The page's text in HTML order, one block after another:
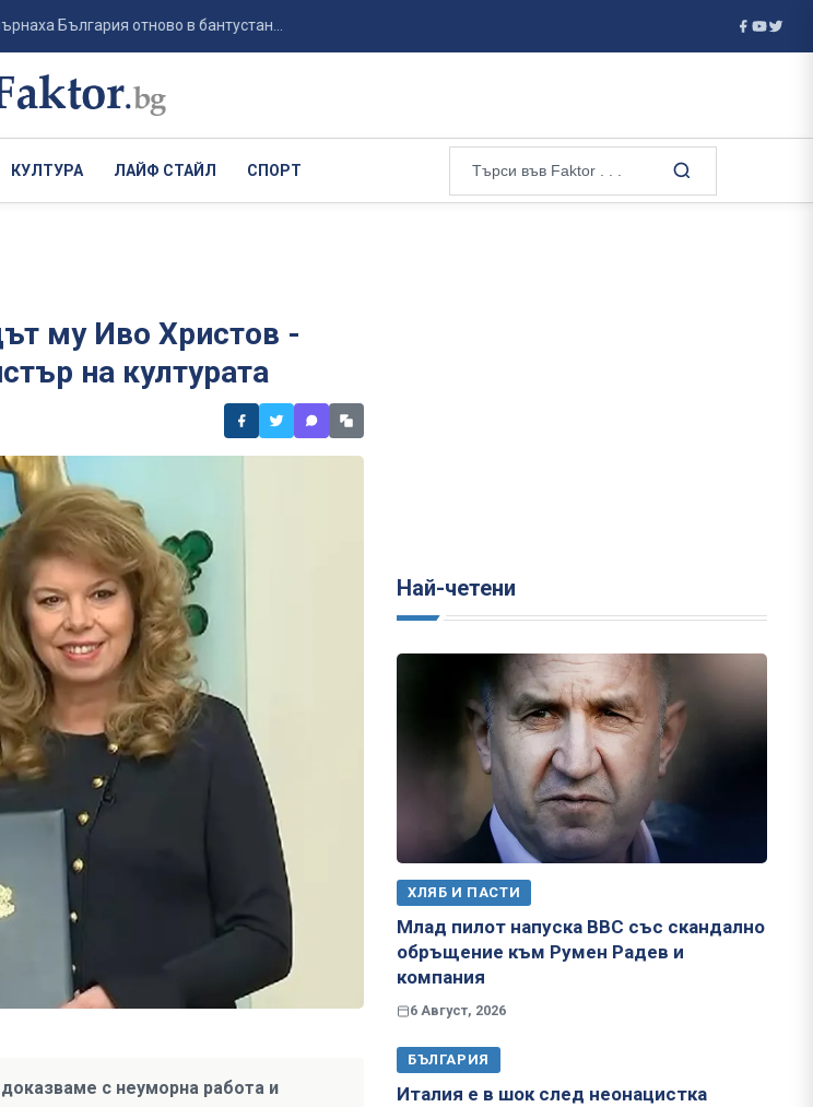
отново в бантустан... Ивкова: След повече от две десетилетия половинчати реформи
КУЛТУРА ЛАЙФ СТАЙЛ СПОРТ
му Иво Христов -
на културата
с неуморна работа и
Най-четени
ХЛЯБ И ПАСТИ
Млад пилот напуска ВВС със скандално
обръщение към Румен Радев и
компания
6 Август, 2026
БЪЛГАРИЯ
Италия е в шок след неонацистка